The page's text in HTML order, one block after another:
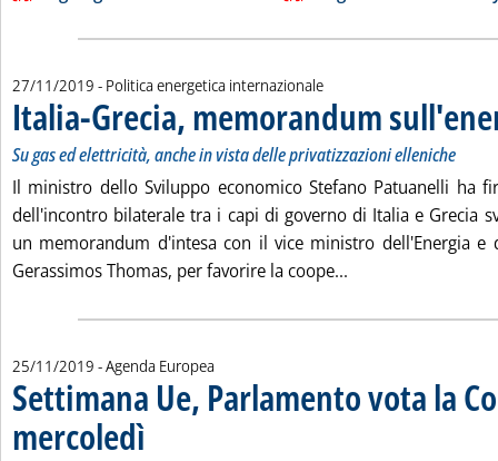
27/11/2019 - Politica energetica internazionale
Italia-Grecia, memorandum
Su gas ed elettricità, anche in vista delle privatizzazioni elleniche
Il ministro dello Sviluppo economico Stefano Patuanelli ha
dell'incontro bilaterale tra i capi di governo di Italia e Grecia
un memorandum d'intesa con il vice ministro dell'Energia e
Gerassimos Thomas, per favorire la coope...
25/11/2019 - Agenda Europea
Settimana Ue, Parlamento vota la
mercoledì